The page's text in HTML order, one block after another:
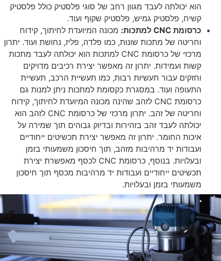
הוא יכולתה לעבד מגוון רחב של סוגי פלסטיק כולל פלסטיק
קשיח, פלסטיק גמיש, פלסטיק שקוף ועוד.
כרסומת CNC למתכות: מכונה המיועדת לחיתוך, קידוח
וחריטה של מתכות שונות, כמו פלדה, פליז, נחושת ועוד. יתרון
מרכזי של כרסומת CNC למתכות הוא יכולתה לעבד מתכות
קשות ועמידות. יתרון זה מאפשר יצירת רכיבים מדויקים
וחזקים עבור תעשיות רבות, כמו תעשיית הרכב, תעשיית
התעופה ועוד. במסגרת כקסומת למתכות ניתן למנות גם
כרסומת CNC לזהב שהינה מכונה המיועדת לחיתוך, קידוח
וחריטה של זהב. יתרון מרכזי של כרסומת CNC לזהב הוא
יכולתה לעבד זהב בזהירות ובדיוק גבוהים תוך שמירה על
איכות החומר. יתרון זה מאפשר יצירת תכשיטים ייחודיים
ועבודות יד מרהיבות מזהב, תוך חיסכון משמעותי בזמן
ובעלויות. בנוסף, כרסומת CNC לכסף מאפשרת יצירת
תכשיטים ייחודיים ועבודות יד מרהיבות מכסף תוך חיסכון
משמעותי בזמן ובעלויות.